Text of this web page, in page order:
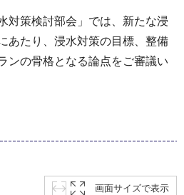
対策検討部会」では、新たな浸
あたり、浸水対策の目標、整備
ンの骨格となる論点をご審議い
画面サイズで表示